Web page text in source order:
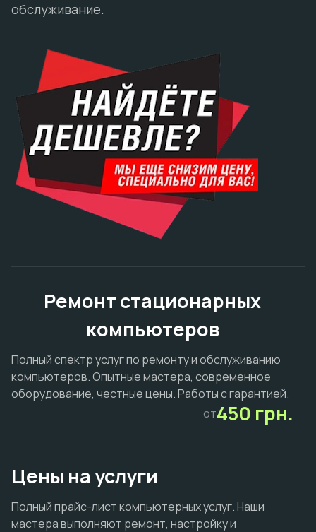
обслуживание.
Ремонт стационарных
компьютеров
Полный спектр услуг по ремонту и обслуживанию
компьютеров. Опытные мастера, современное
оборудование, честные цены. Работы с гарантией.
от450 грн.
Цены на услуги
Полный прайс-лист компьютерных услуг. Наши
мастера выполняют ремонт, настройку и